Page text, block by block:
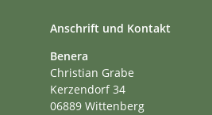
Anschrift und Kontakt
Benera
Christian Grabe
Kerzendorf 34
06889 Wittenberg